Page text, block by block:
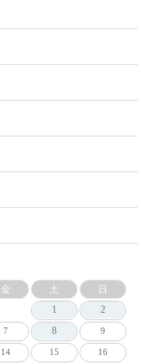
金 土
日
1
2
7 8 9
14 15 16